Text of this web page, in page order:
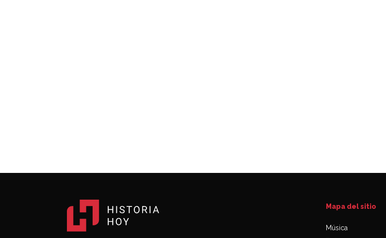
Mapa del sitio
Música